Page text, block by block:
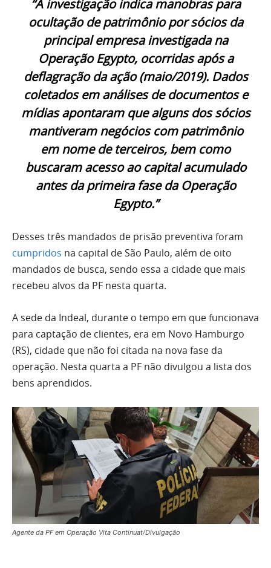
“A investigação indica manobras para
ocultação de patrimônio por sócios da
principal empresa investigada na
Operação Egypto, ocorridas após a
deflagração da ação (maio/2019). Dados
coletados em análises de documentos e
mídias apontaram que alguns dos sócios
mantiveram negócios com patrimônio
em nome de terceiros, bem como
buscaram acesso ao capital acumulado
antes da primeira fase da Operação
Egypto.”
Desses três mandados de prisão preventiva foram
cumpridos na capital de São Paulo, além de oito
mandados de busca, sendo essa a cidade que mais
recebeu alvos da PF nesta quarta.
A sede da Indeal, durante o tempo em que funcionava
para captação de clientes, era em Novo Hamburgo
(RS), cidade que não foi citada na nova fase da
operação. Nesta quarta a PF não divulgou a lista dos
bens aprendidos.
Agente da PF em Operação Vita Continuat/Divulgação